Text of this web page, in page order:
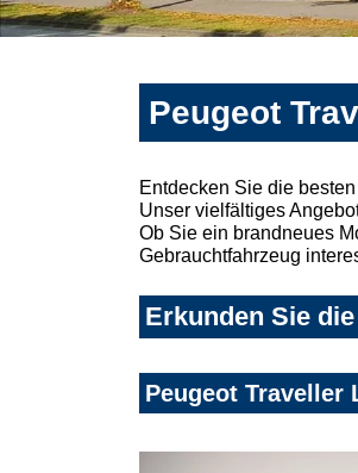
Peugeot
Entdecken Sie die
Unser vielfältiges
Ob Sie ein brandneues
Gebrauchtfahrzeug
Erkunden Sie
Peugeot Traveller